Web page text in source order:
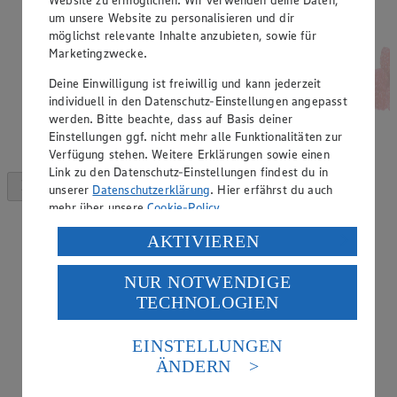
um unsere Website zu personalisieren und dir
möglichst relevante Inhalte anzubieten, sowie für
Marketingzwecke.
Deine Einwilligung ist freiwillig und kann jederzeit
individuell in den Datenschutz-Einstellungen angepasst
werden. Bitte beachte, dass auf Basis deiner
Einstellungen ggf. nicht mehr alle Funktionalitäten zur
Verfügung stehen. Weitere Erklärungen sowie einen
Link zu den Datenschutz-Einstellungen findest du in
unserer Datenschutzerklärung. Hier erfährst du auch
mehr über unsereCookie-Policy.
Verarbeitung deiner personenbezogenen Daten in den
USA durch Facebook und YouTube:
Wenn du auf „Aktivieren“ klickst, willigst du im Sinne
des Art. 49 Abs. 1 Satz 1 lit. a) DSGVO ein, dass deine
Daten in den USA verarbeitet werden. Der EuGH sieht
die USA als Land mit einem nach europäischen
Standards nicht angemessenen Datenschutzniveau an.
Es besteht das Risiko eines Zugriffs durch US-
AKTIVIEREN
NUR NOTWENDIGE
TECHNOLOGIEN
EINSTELLUNGEN
ÄNDERN